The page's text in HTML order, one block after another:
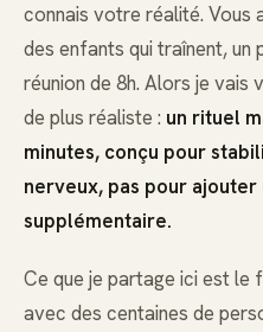
connais votre réalité. Vous
des enfants qui traînent, un
réunion de 8h. Alors je vais
de plus réaliste : un rituel
minutes, conçu pour
nerveux, pas pour
supplémentaire.
Ce que je partage ici est le
avec des centaines de